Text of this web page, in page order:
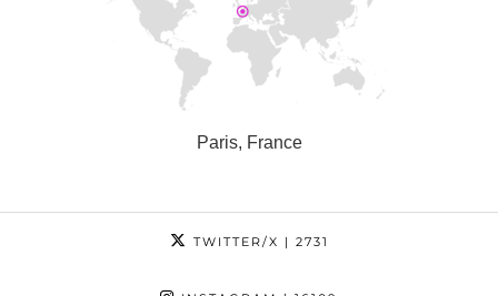
Paris, France
TWITTER/X | 2731